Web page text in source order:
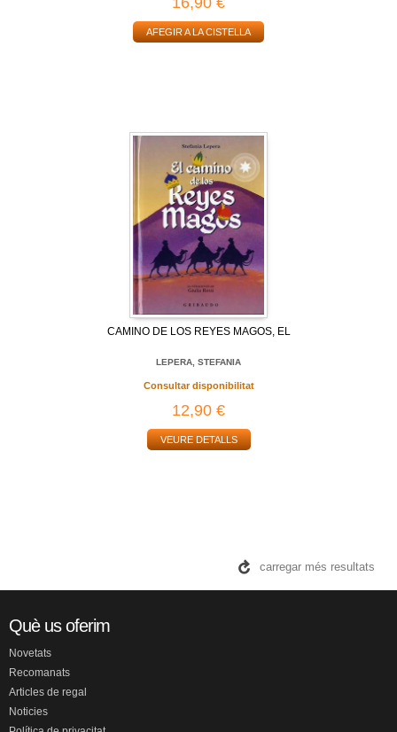
AFEGIR A LA CISTELLA
CAMINO DE LOS REYES MAGOS, EL
LEPERA, STEFANIA
Consultar disponibilitat
12,90 €
VEURE DETALLS
carregar més resultats
Què us oferim
Novetats
Recomanats
Articles de regal
Noticies